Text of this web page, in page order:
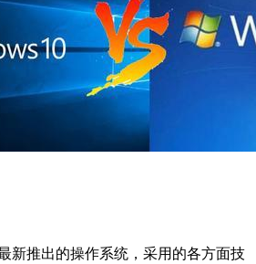
新推出的操作系统，采用的各方面技